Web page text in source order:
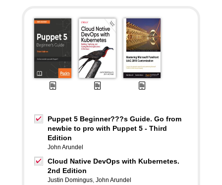
Puppet 5 Beginner???s Guide. Go from
newbie to pro with Puppet 5 - Third
Edition
John Arundel
Cloud Native DevOps with Kubernetes.
2nd Edition
Justin Domingus, John Arundel